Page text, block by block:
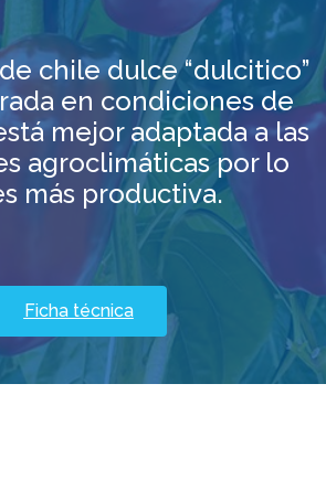
chile dulce “dulcitico”
en condiciones de
mejor adaptada a las
agroclimáticas por lo
más productiva.
Ficha técnica